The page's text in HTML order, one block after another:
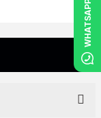
WHATSAPP